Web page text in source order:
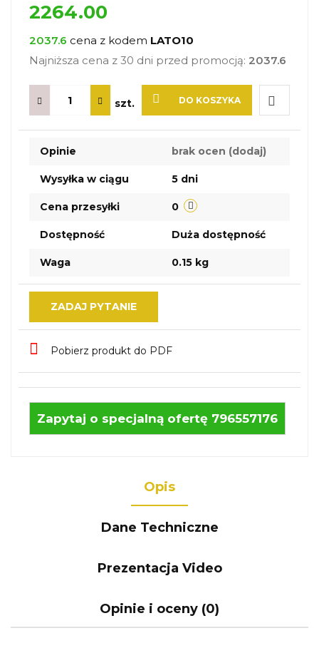
2264.00
2037.6 cena z kodem LATO10
Najniższa cena z 30 dni przed promocją: 2037.6
szt. DO KOSZYKA
Do
Opinie brak ocen (dodaj)
Wysyłka w ciągu 5 dni
Cena przesyłki 0
Dostępność Duża dostępność
Waga 0.15 kg
ZADAJ PYTANIE
Pobierz produkt do PDF
Zapytaj o specjalną ofertę 796557176
Opis
Dane Techniczne
Prezentacja Video
Opinie i oceny (0)